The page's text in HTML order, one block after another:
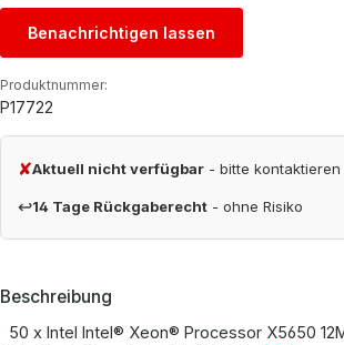
Benachrichtigen lassen
Produktnummer:
P17722
✘Aktuell nicht verfügbar - bitte kontaktieren
↩14 Tage Rückgaberecht - ohne Risiko
Beschreibung
50 x Intel Intel® Xeon® Processor X5650